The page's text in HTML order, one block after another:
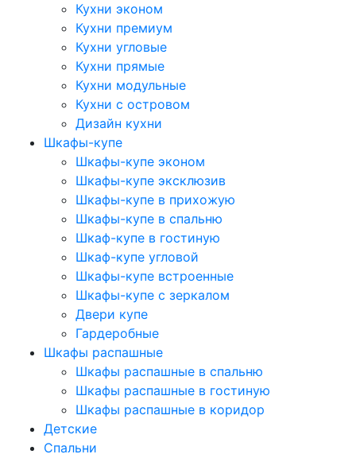
Кухни эконом
Кухни премиум
Кухни угловые
Кухни прямые
Кухни модульные
Кухни с островом
Дизайн кухни
Шкафы-купе
Шкафы-купе эконом
Шкафы-купе эксклюзив
Шкафы-купе в прихожую
Шкафы-купе в спальню
Шкаф-купе в гостиную
Шкаф-купе угловой
Шкафы-купе встроенные
Шкафы-купе с зеркалом
Двери купе
Гардеробные
Шкафы распашные
Шкафы распашные в спальню
Шкафы распашные в гостиную
Шкафы распашные в коридор
Детские
Спальни